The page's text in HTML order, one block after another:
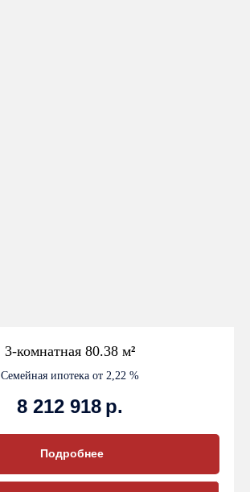
3-комнатная 80.38 м²
Семейная ипотека от 2,22 %
8 212 918 р.
Подробнее